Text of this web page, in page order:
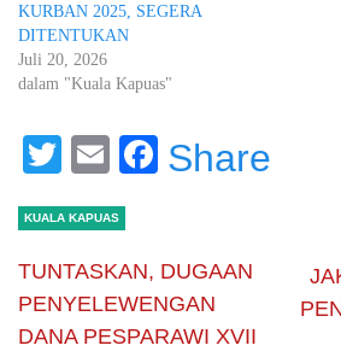
KURBAN 2025, SEGERA
DITENTUKAN
Juli 20, 2026
dalam "Kuala Kapuas"
Twitter
EmailFacebook
Share
KUALA KAPUAS
TUNTASKAN, DUGAAN
PENYELEWENGAN
DANA PESPARAWI XVII